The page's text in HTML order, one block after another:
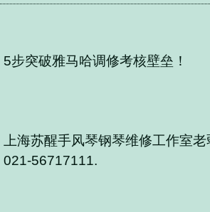
5步突破雅马哈调修考核壁垒！
上海苏醒手风琴钢琴维修工作室
021-56717111.